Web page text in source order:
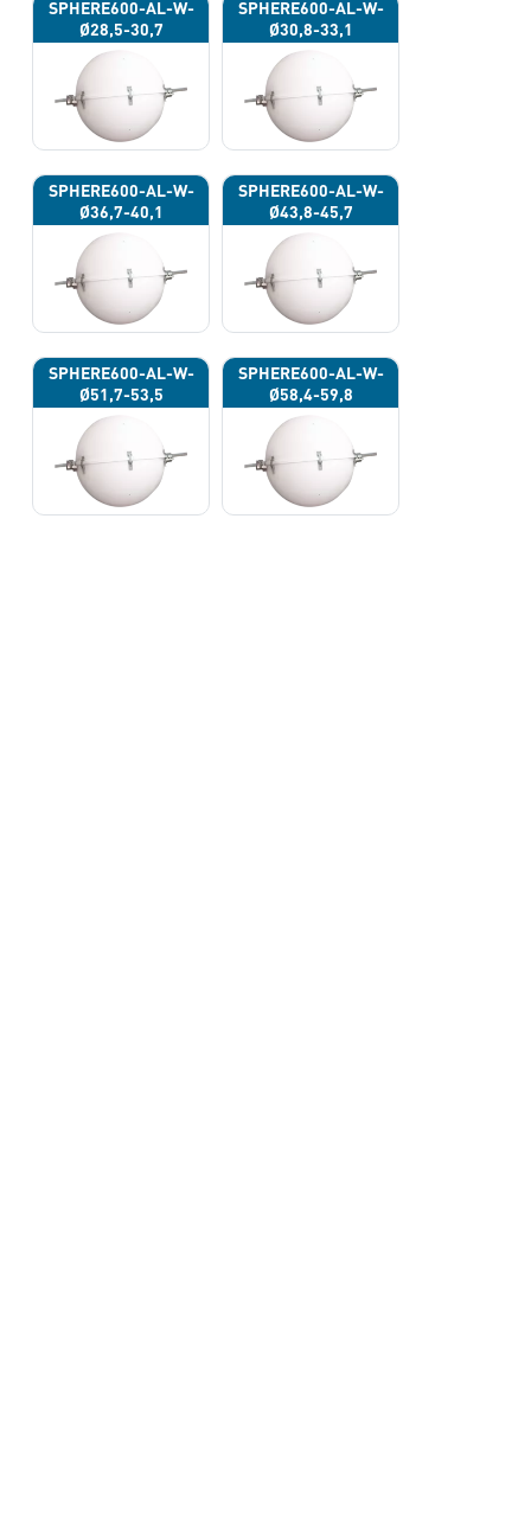
SPHERE600-AL-W-
Ø28,5-30,7
SPHERE600-AL-W-
Ø30,8-33,1
SPHERE600-AL-W-
Ø36,7-40,1
SPHERE600-AL-W-
Ø43,8-45,7
SPHERE600-AL-W-
Ø51,7-53,5
SPHERE600-AL-W-
Ø58,4-59,8